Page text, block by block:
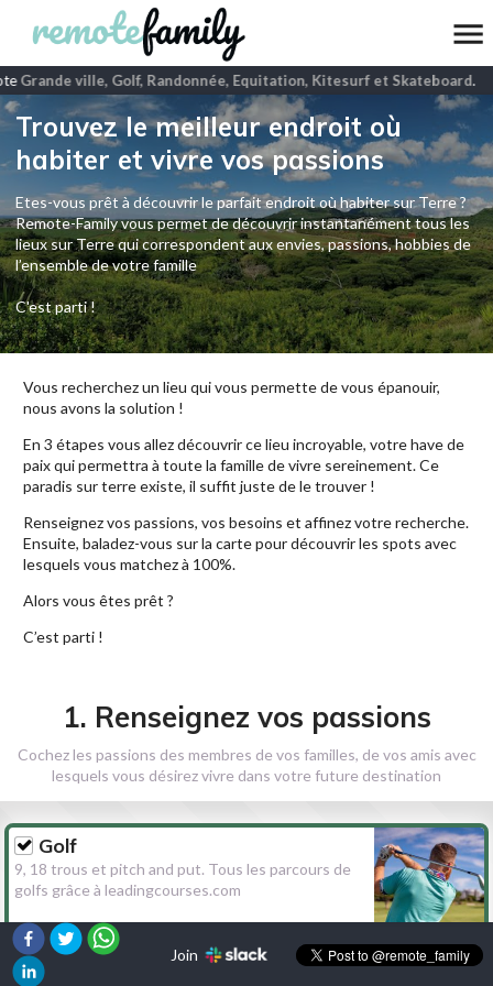
Grande ville, Golf, Randonnée, Equitation, Kitesurf et Skateboard.
Trouvez le meilleur endroit où
habiter et vivre vos passions
Etes-vous prêt à découvrir le parfait endroit où habiter sur Terre ?
Remote-Family vous permet de découvrir instantanément tous les
lieux sur Terre qui correspondent aux envies, passions, hobbies de
l’ensemble de votre famille
C'est parti !
Vous recherchez un lieu qui vous permette de vous épanouir,
nous avons la solution !
En 3 étapes vous allez découvrir ce lieu incroyable, votre have de
paix qui permettra à toute la famille de vivre sereinement. Ce
paradis sur terre existe, il suffit juste de le trouver !
Renseignez vos passions, vos besoins et affinez votre recherche.
Ensuite, baladez-vous sur la carte pour découvrir les spots avec
lesquels vous matchez à 100%.
Alors vous êtes prêt ?
C’est parti !
1. Renseignez vos passions
Cochez les passions des membres de vos familles, de vos amis avec
lesquels vous désirez vivre dans votre future destination
Golf
9, 18 trous et pitch and put. Tous les parcours de
golfs grâce à leadingcourses.com
Randonnée
Join